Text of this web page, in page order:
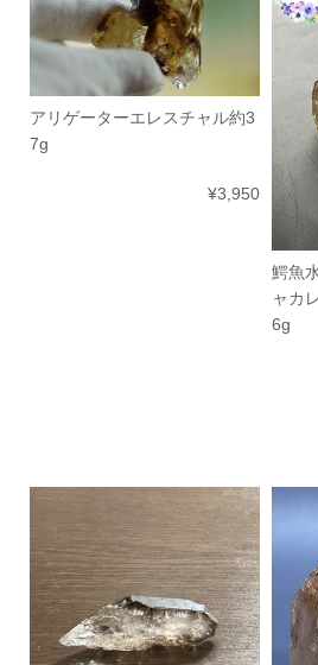
アリゲーターエレスチャル約3
7g
¥3,950
鰐魚
ャカ
6g